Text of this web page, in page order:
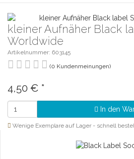
kleiner Aufnäher Black
Worldwide
Artikelnummer: 603145
(0 Kundenmeinungen)
4,50 € *
In den
Wenige Exemplare auf Lager - schnell